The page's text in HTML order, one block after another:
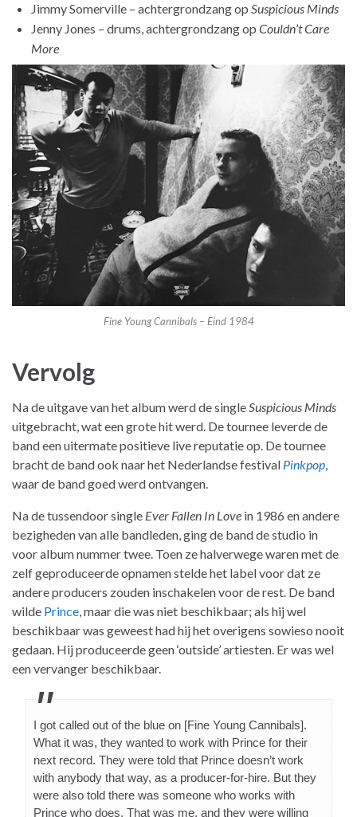
Jimmy Somerville – achtergrondzang op Suspicious Minds
Jenny Jones – drums, achtergrondzang op Couldn’t Care
More
Fine Young Cannibals – Eind 1984
Vervolg
Na de uitgave van het album werd de singleSuspicious Minds
uitgebracht, wat een grote hit werd. De tournee leverde de
band een uitermate positieve live reputatie op. De tournee
bracht de band ook naar het Nederlandse festival Pinkpop,
waar de band goed werd ontvangen.
Na de tussendoor single Ever Fallen In Love in 1986 en andere
bezigheden van alle bandleden, ging de band de studio in
voor album nummer twee. Toen ze halverwege waren met de
zelf geproduceerde opnamen stelde het label voor dat ze
andere producers zouden inschakelen voor de rest. De band
wilde Prince, maar die was niet beschikbaar; als hij wel
beschikbaar was geweest had hij het overigens sowieso nooit
gedaan. Hij produceerde geen ‘outside’ artiesten. Er was wel
een vervanger beschikbaar.
I got called out of the blue on [Fine Young Cannibals].
What it was, they wanted to work with Prince for their
next record. They were told that Prince doesn’t work
with anybody that way, as a producer-for-hire. But they
were also told there was someone who works with
Prince who does. That was me, and they were willing